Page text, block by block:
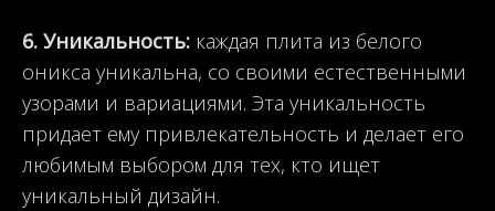
6. Уникальность: каждая плита из белого
оникса уникальна, со своими естественными
узорами и вариациями. Эта уникальность
придает ему привлекательность и делает его
любимым выбором для тех, кто ищет
уникальный дизайн.